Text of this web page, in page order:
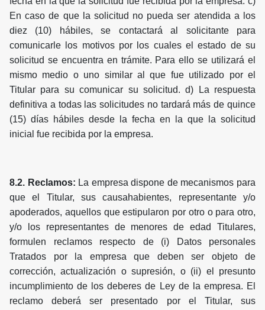
En caso de que la solicitud no pueda ser atendida a los
diez (10) hábiles, se contactará al solicitante para
comunicarle los motivos por los cuales el estado de su
solicitud se encuentra en trámite. Para ello se utilizará el
mismo medio o uno similar al que fue utilizado por el
Titular para su comunicar su solicitud. d) La respuesta
definitiva a todas las solicitudes no tardará más de quince
(15) días hábiles desde la fecha en la que la solicitud
inicial fue recibida por la empresa.
8.2. Reclamos: La empresa dispone de mecanismos para
que el Titular, sus causahabientes, representante y/o
apoderados, aquellos que estipularon por otro o para otro,
y/o los representantes de menores de edad Titulares,
formulen reclamos respecto de (i) Datos personales
Tratados por la empresa que deben ser objeto de
corrección, actualización o supresión, o (ii) el presunto
incumplimiento de los deberes de Ley de la empresa. El
reclamo deberá ser presentado por el Titular, sus